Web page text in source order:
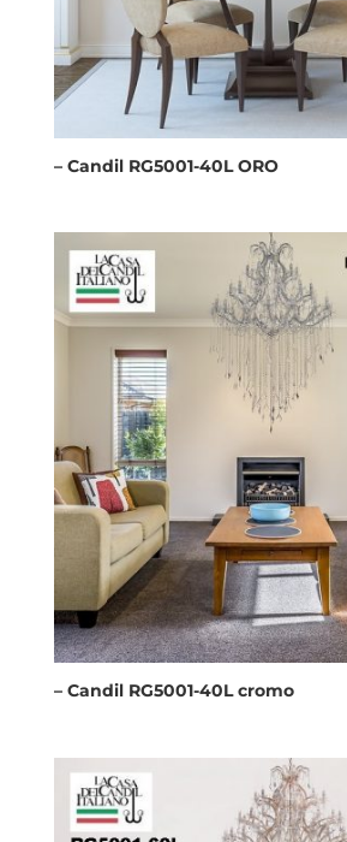
– Candil RG5001-40L ORO
– Candil RG5001-40L cromo